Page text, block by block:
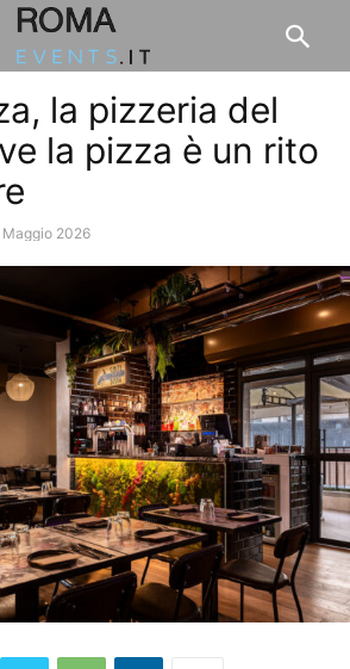
la pizzeria del
la pizza è un rito
Maggio 2026